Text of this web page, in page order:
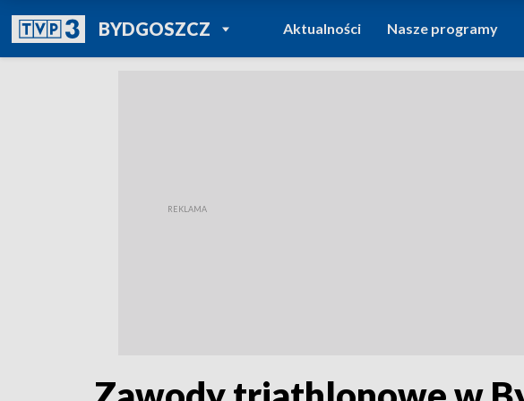
BYDGOSZCZPOWRÓT DO
TVP REGIONY
Aktualności Nasze programy